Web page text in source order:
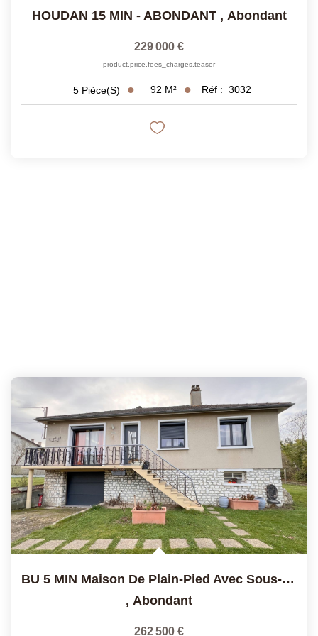
HOUDAN 15 MIN - ABONDANT , Abondant
229 000 €
product.price.fees_charges.teaser
5 Pièce(s) 92 M² Réf : 3032
BU 5 MIN Maison De Plain-Pied Avec Sous-Sol Total
, Abondant
262 500 €